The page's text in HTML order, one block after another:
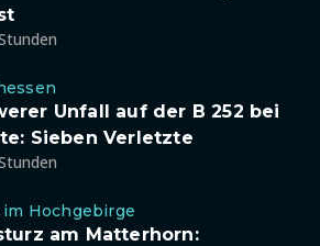
Unfall auf der B 252 bei
Sieben Verletzte
Hochgebirge
am Matterhorn: